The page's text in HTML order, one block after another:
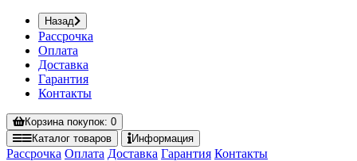
Назад
Рассрочка
Оплата
Доставка
Гарантия
Контакты
Корзинапокупок: 0
Каталог товаров Информация
Рассрочка Оплата Доставка Гарантия Контакты